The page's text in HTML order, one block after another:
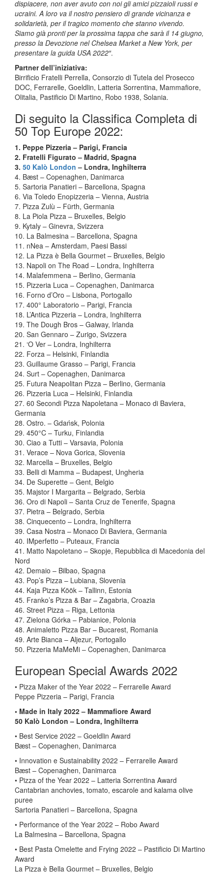
dispiacere, non aver avuto con noi gli amici pizzaioli russi e
ucraini. A loro va il nostro pensiero di grande vicinanza e
solidarietà, per il tragico momento che stanno vivendo.
Siamo già pronti per la prossima tappa che sarà il 14 giugno,
presso la Devozione nel Chelsea Market a New York, per
presentare la guida USA 2022″.
Partner dell’iniziativa:
Birrificio Fratelli Perrella, Consorzio di Tutela del Prosecco
DOC, Ferrarelle, Goeldlin, Latteria Sorrentina, Mammafiore,
Olitalia, Pastificio Di Martino, Robo 1938, Solania.
Di seguito la Classifica Completa di
50 Top Europe 2022:
1. Peppe Pizzeria – Parigi, Francia
2. Fratelli Figurato – Madrid, Spagna
3. 50 Kalò London – Londra, Inghilterra
4. Bæst – Copenaghen, Danimarca
5. Sartoria Panatieri – Barcellona, Spagna
6. Via Toledo Enopizzeria – Vienna, Austria
7. Pizza Zulù – Fürth, Germania
8. La Piola Pizza – Bruxelles, Belgio
9. Kytaly – Ginevra, Svizzera
10. La Balmesina – Barcellona, Spagna
11. nNea – Amsterdam, Paesi Bassi
12. La Pizza è Bella Gourmet – Bruxelles, Belgio
13. Napoli on The Road – Londra, Inghilterra
14. Malafemmena – Berlino, Germania
15. Pizzeria Luca – Copenaghen, Danimarca
16. Forno d’Oro – Lisbona, Portogallo
17. 400° Laboratorio – Parigi, Francia
18. L’Antica Pizzeria – Londra, Inghilterra
19. The Dough Bros – Galway, Irlanda
20. San Gennaro – Zurigo, Svizzera
21. ‘O Ver – Londra, Inghilterra
22. Forza – Helsinki, Finlandia
23. Guillaume Grasso – Parigi, Francia
24. Surt – Copenaghen, Danimarca
25. Futura Neapolitan Pizza – Berlino, Germania
26. Pizzeria Luca – Helsinki, Finlandia
27. 60 Secondi Pizza Napoletana – Monaco di Baviera,
Germania
28. Ostro. – Gdańsk, Polonia
29. 450°C – Turku, Finlandia
30. Ciao a Tutti – Varsavia, Polonia
31. Verace – Nova Gorica, Slovenia
32. Marcella – Bruxelles, Belgio
33. Belli di Mamma – Budapest, Ungheria
34. De Superette – Gent, Belgio
35. Majstor I Margarita – Belgrado, Serbia
36. Oro di Napoli – Santa Cruz de Tenerife, Spagna
37. Pietra – Belgrado, Serbia
38. Cinquecento – Londra, Inghilterra
39. Casa Nostra – Monaco Di Baviera, Germania
40. IMperfetto – Puteaux, Francia
41. Matto Napoletano – Skopje, Repubblica di Macedonia del
Nord
42. Demaio – Bilbao, Spagna
43. Pop’s Pizza – Lubiana, Slovenia
44. Kaja Pizza Köök – Tallinn, Estonia
45. Franko’s Pizza & Bar – Zagabria, Croazia
46. Street Pizza – Riga, Lettonia
47. Zielona Górka – Pabianice, Polonia
48. Animaletto Pizza Bar – Bucarest, Romania
49. Arte Bianca – Aljezur, Portogallo
50. Pizzeria MaMeMi – Copenaghen, Danimarca
European Special Awards 2022
• Pizza Maker of the Year 2022 – Ferrarelle Award
Peppe Pizzeria – Parigi, Francia
• Made in Italy 2022 – Mammafiore Award
50 Kalò London – Londra, Inghilterra
• Best Service 2022 – Goeldlin Award
Bæst – Copenaghen, Danimarca
• Innovation e Sustainability 2022 – Ferrarelle Award
Bæst – Copenaghen, Danimarca
• Pizza of the Year 2022 – Latteria Sorrentina Award
Cantabrian anchovies, tomato, escarole and kalama olive
puree
Sartoria Panatieri – Barcellona, Spagna
• Performance of the Year 2022 – Robo Award
La Balmesina – Barcellona, Spagna
• Best Pasta Omelette and Frying 2022 – Pastificio Di Martino
Award
La Pizza è Bella Gourmet – Bruxelles, Belgio